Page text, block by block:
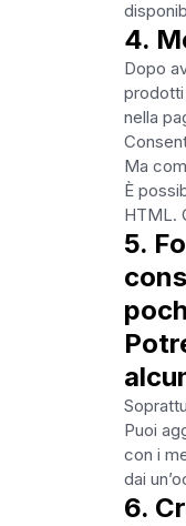
4.
Dopo
prodotti
nella
Ma
È
HTML.
5.
Puoi
con i
dai
6.